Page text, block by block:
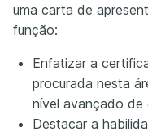
uma carta de
função:
Enfatizar a
procurada nesta
nível avançado de
Destacar a